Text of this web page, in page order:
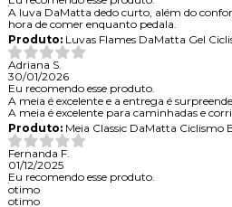
A luva DaMatta dedo curto, além do
hora de comer enquanto pedala.
Produto:Luvas Flames DaMatta Gel
Adriana S.
30/01/2026
Eu recomendo esse produto.
A meia é excelente e a entrega é
A meia é excelente para caminhadas e
Produto:Meia Classic DaMatta Ciclismo
Fernanda F.
01/12/2025
Eu recomendo esse produto.
otimo
otimo